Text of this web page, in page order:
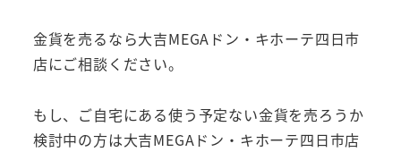
金貨を売るなら大吉MEGAドン・キホーテ四日市
店にご相談ください。
もし、ご自宅にある使う予定ない金貨を売ろうか
検討中の方は大吉MEGAドン・キホーテ四日市店